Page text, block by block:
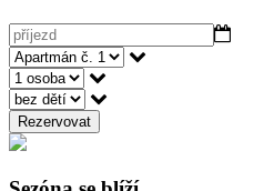
Rezervovat